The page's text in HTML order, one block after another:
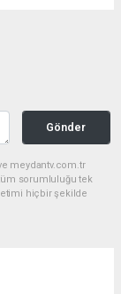
Gönder
meydantv.com.tr
sorumluluğu tek
hiçbir şekilde